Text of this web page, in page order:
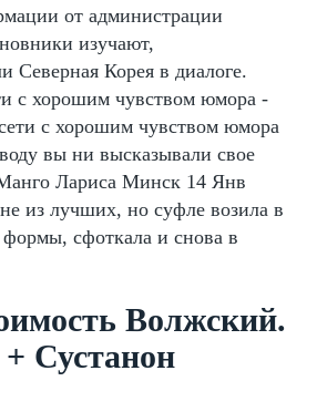
от администрации
изучают,
Северная Корея в диалоге.
с хорошим чувством юмора -
с хорошим чувством юмора
вы ни высказывали свое
Лариса Минск 14 Янв
из лучших, но суфле возила в
сфоткала и снова в
Волжский.
Сустанон